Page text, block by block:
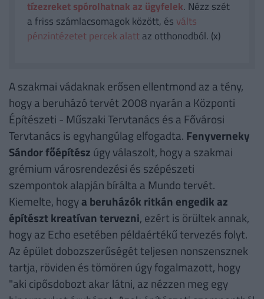
tízezreket spórolhatnak az ügyfelek. Nézz szét
a friss számlacsomagok között, és válts
pénzintézetet percek alattaz otthonodból. (x)
A szakmai vádaknak erősen ellentmond az a tény,
hogy a beruházó tervét 2008 nyarán a Központi
Építészeti - Műszaki Tervtanács és a Fővárosi
Tervtanács is egyhangúlag elfogadta. Fenyverneky
Sándor főépítész úgy válaszolt, hogy a szakmai
grémium városrendezési és szépészeti
szempontok alapján bírálta a Mundo tervét.
Kiemelte, hogya beruházók ritkán engedik az
építészt kreatívan tervezni, ezért is örültek annak,
hogy az Echo esetében példaértékű tervezés folyt.
Az épület dobozszerűségét teljesen nonszensznek
tartja, röviden és tömören úgy fogalmazott, hogy
"aki cipősdobozt akar látni, az nézzen meg egy